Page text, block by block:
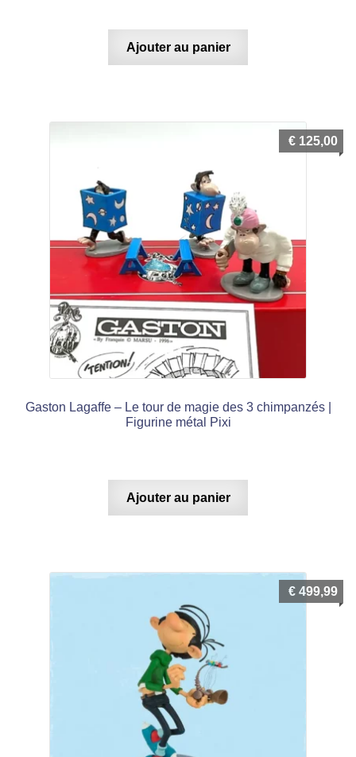
Ajouter au panier
Gaston Lagaffe – Le tour de magie des 3 chimpanzés |
Figurine métal Pixi
€ 125,00
Ajouter au panier
€ 499,99